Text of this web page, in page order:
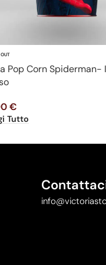
Pop Corn Spiderman-
€
Tutto